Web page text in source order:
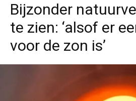
Bijzonder
te zien: ‘alsof er
voor de zon is’